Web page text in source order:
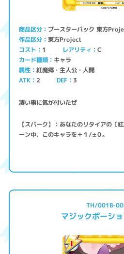
商品区分 ブースターパック 東方
作品区分 東方Project
コスト 1 レアリティ C
カード種類 キャラ
属性 紅魔郷・主人公・人間
ATK 2 DEF 3
凄い事に気が付いたぜ
【スパーク】：あなたのリタイアの〔
ーン中、このキャラを＋１/±０。
TH/001B-
マジックポーシ